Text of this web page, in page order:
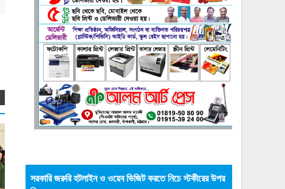
সরকারি জরুরি হটলাইন ও ওয়েব ভিজিট করতে নিচে স্টকীরের উপর